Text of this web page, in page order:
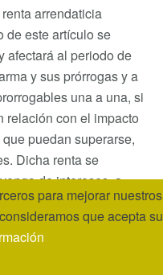
arrendaticia
de este artículo se
afectará al periodo de
y sus prórrogas y a
una a una, si
relación con el impacto
puedan superarse,
Dicha renta se
de intereses, a
de renta arrendaticia,
cuotas en un plazo de
del momento en el que
o a partir de
para mejorar nuestros
que acepta su